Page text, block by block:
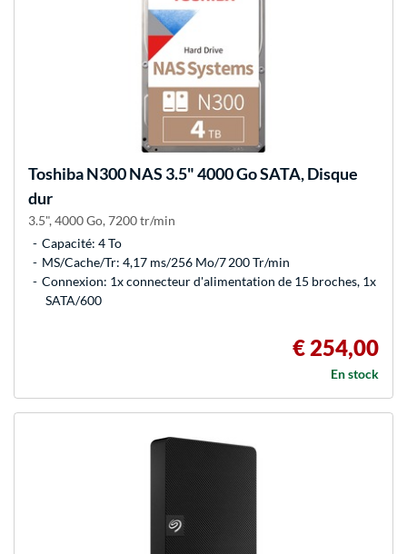
ToshibaN300 NAS 3.5" 4000 Go SATA, Disque
dur
3.5", 4000 Go, 7200 tr/min
Capacité: 4 To
MS/Cache/Tr: 4,17 ms/256 Mo/7 200 Tr/min
Connexion: 1x connecteur d'alimentation de 15 broches, 1x
SATA/600
€ 254,00
En stock